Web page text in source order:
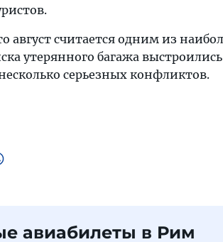
август считается одним из
утерянного багажа выстроились
серьезных конфликтов.
авиабилеты в Рим